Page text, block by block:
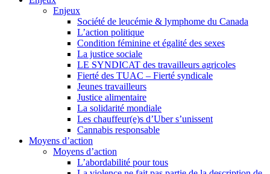
Enjeux
Société de leucémie & lymphome du Canada
L’action politique
Condition féminine et égalité des sexes
La justice sociale
LE SYNDICAT des travailleurs agricoles
Fierté des TUAC – Fierté syndicale
Jeunes travailleurs
Justice alimentaire
La solidarité mondiale
Les chauffeur(e)s d’Uber s’unissent
Cannabis responsable
Moyens d’action
Moyens d’action
L’abordabilité pour tous